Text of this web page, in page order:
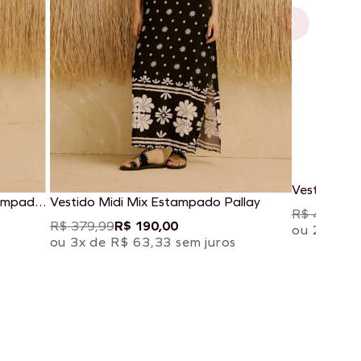
Vestido Midi Mix Estampado Pallay
R$ 379,99R$ 190,00
ou 3x de R$ 63,33 sem juros
Vestido
Jaçanã
R$ 439,99
ou 2x de